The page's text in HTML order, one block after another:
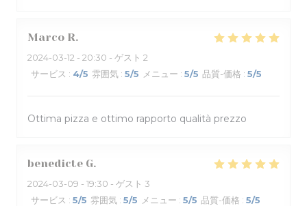
Marco R
2024-03-12 - 20:30 - ゲスト 2
サービス : 4/5 雰囲気 : 5/5 メニュー : 5/5 品質-価格 : 5/5
Ottima pizza e ottimo rapporto qualità prezzo
benedicte G
2024-03-09 - 19:30 - ゲスト 3
サービス : 5/5 雰囲気 : 5/5 メニュー : 5/5 品質-価格 : 5/5